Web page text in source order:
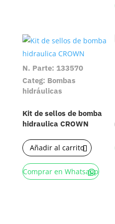
N. Parte: 133570
Categ: Bombas
hidráulicas
Kit de sellos de bomba
hidraulica CROWN
Añadir al carrito
Comprar en Whatsapp